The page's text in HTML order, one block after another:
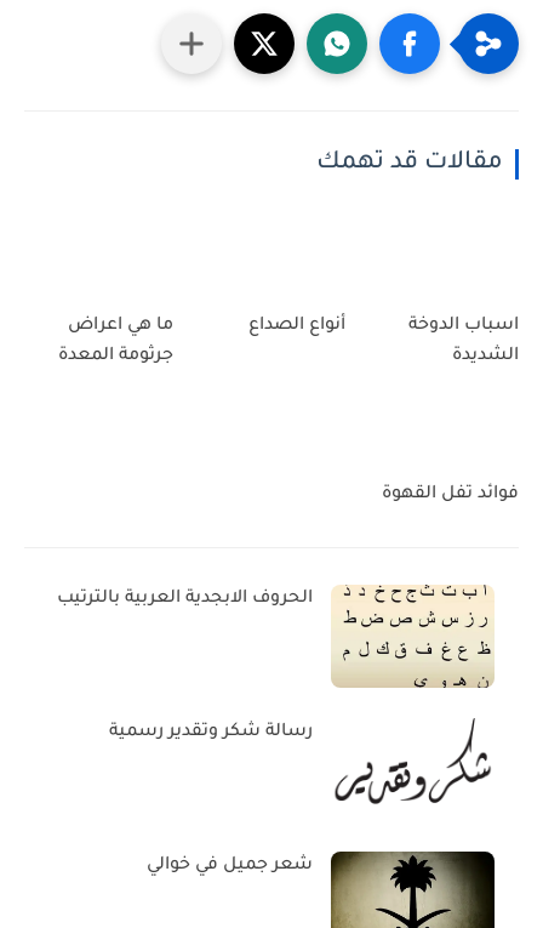
مقالات قد تهمك
اسباب الدوخة
الشديدة
أنواع الصداع
ما هي اعراض
جرثومة المعدة
فوائد تفل القهوة
الحروف الابجدية العربية بالترتيب
رسالة شكر وتقدير رسمية
شعر جميل في خوالي